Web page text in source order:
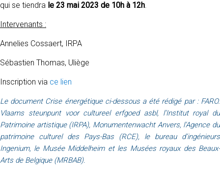
qui se tiendra le 23 mai 2023 de 10h à 12h.
Intervenants :
Annelies Cossaert, IRPA
Sébastien Thomas, Uliège
Inscription via ce lien
Le document Crise énergétique ci-dessous a été rédigé par : FARO.
Vlaams steunpunt voor cultureel erfgoed asbl, l’Institut royal du
Patrimoine artistique (IRPA), Monumentenwacht Anvers, l’Agence du
patrimoine culturel des Pays-Bas (RCE), le bureau d’ingénieurs
Ingenium, le Musée Middelheim et les Musées royaux des Beaux-
Arts de Belgique (MRBAB).